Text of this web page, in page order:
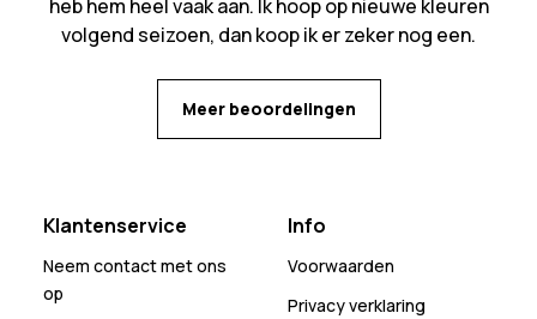
heb hem heel vaak aan. Ik hoop op nieuwe kleuren
volgend seizoen, dan koop ik er zeker nog een.
Meer beoordelingen
Klantenservice
Neem contact met ons
op
Info
Voorwaarden
Privacy verklaring